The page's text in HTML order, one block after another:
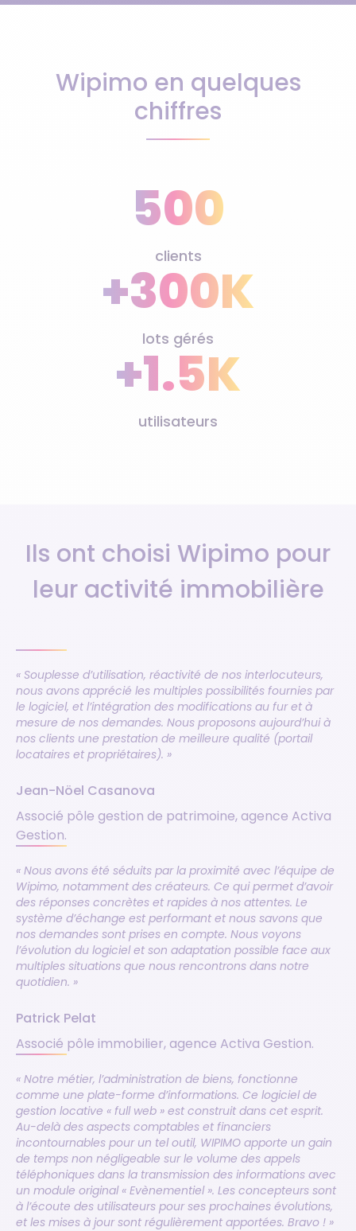
Wipimo en quelques
chiffres
500
clients
+300K
lots gérés
+1.5K
utilisateurs
Ils ont choisi Wipimo pour
leur activité immobilière
« Souplesse d’utilisation, réactivité de nos interlocuteurs,
nous avons apprécié les multiples possibilités fournies par
le logiciel, et l’intégration des modifications au fur et à
mesure de nos demandes. Nous proposons aujourd’hui à
nos clients une prestation de meilleure qualité (portail
locataires et propriétaires). »
Jean-Nöel Casanova
Associé pôle gestion de patrimoine, agence Activa
Gestion.
« Nous avons été séduits par la proximité avec l’équipe de
Wipimo, notamment des créateurs. Ce qui permet d’avoir
des réponses concrètes et rapides à nos attentes. Le
système d’échange est performant et nous savons que
nos demandes sont prises en compte. Nous voyons
l’évolution du logiciel et son adaptation possible face aux
multiples situations que nous rencontrons dans notre
quotidien. »
Patrick Pelat
Associé pôle immobilier, agence Activa Gestion.
« Notre métier, l’administration de biens, fonctionne
comme une plate-forme d’informations. Ce logiciel de
gestion locative « full web » est construit dans cet esprit.
Au-delà des aspects comptables et financiers
incontournables pour un tel outil, WIPIMO apporte un gain
de temps non négligeable sur le volume des appels
téléphoniques dans la transmission des informations avec
un module original « Evènementiel ». Les concepteurs sont
à l’écoute des utilisateurs pour ses prochaines évolutions,
et les mises à jour sont régulièrement apportées. Bravo ! »